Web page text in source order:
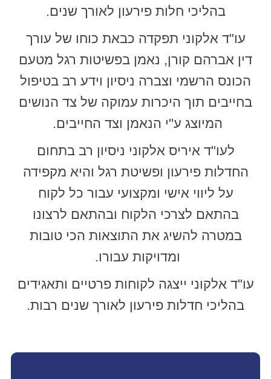
בהליכי חלות פירעון לאורך שנים.
עו"ד אלקוני תפקדה כבאת כוחו של עורך
דין אברהם קורן, נאמן בפשיטות רגל מטעם
הכונס הרשמי וצברה ניסיון וידע רב בטיפול
בחייבים תוך היכרות עמוקה של צד הנושים
המיוצג ע"י הנאמן וצד החייבים.
לעו"ד איריס אלקוני ניסיון רב בתחום
החדלות פירעון ופשיטת רגל והיא מקפידה
על ליווי אישי ומקצועי עבור כל לקוח
בהתאם לצרכי הלקוח ובהתאם לרצונו
במטרה להשיג את התוצאות הכי טובות
ומדויקות עבורו.
עו"ד אלקוני ייצגה לקוחות פרטיים ותאגידים
בהליכי חדלות פירעון לאורך שנים רבות.